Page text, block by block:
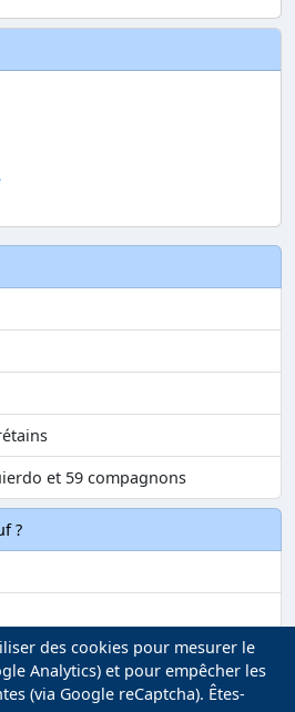
et 59 compagnons
?
des cookies pour mesurer le
Analytics) et pour empêcher les
(via Google reCaptcha). Êtes-